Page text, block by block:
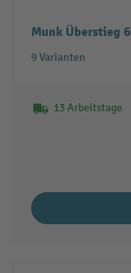
Munk Überstieg
9 Varianten
13 Arbeitstage